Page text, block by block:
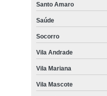
Santo Amaro
Saúde
Socorro
Vila Andrade
Vila Mariana
Vila Mascote